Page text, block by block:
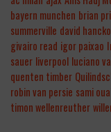
bayern munchen brian
summerville david hancko
givairo read igor paixao
sauer liverpool luciano
quenten timber
robin van persie sami
timon wellenreuther